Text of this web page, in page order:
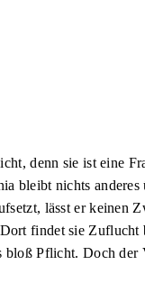
denn sie ist eine
bleibt nichts anderes
lässt er keinen
findet sie
Pflicht. Doch der